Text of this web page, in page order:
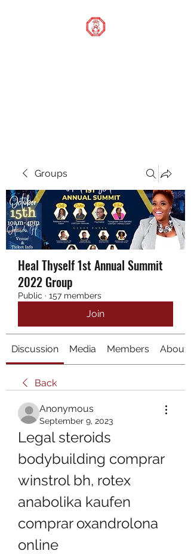
Groups
Heal Thyself 1st Annual Summit
2022 Group
Public · 157 members
Join
Discussion Media Members About
Back
Anonymous
September 9, 2023
Legal steroids
bodybuilding comprar
winstrol bh, rotex
anabolika kaufen
comprar oxandrolona
online